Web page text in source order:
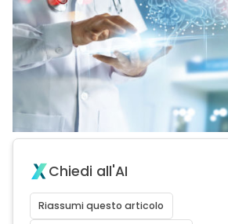
Chiedi all'AI
Riassumi questo articolo